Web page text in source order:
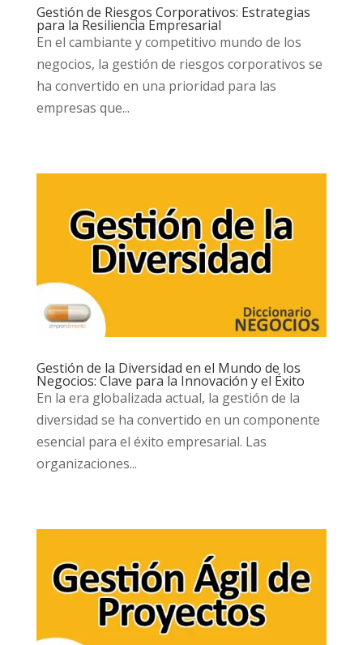
Gestión de Riesgos Corporativos: Estrategias
para la Resiliencia Empresarial
En el cambiante y competitivo mundo de los
negocios, la gestión de riesgos corporativos se
ha convertido en una prioridad para las
empresas que...
Gestión de la Diversidad en el Mundo de los
Negocios: Clave para la Innovación y el Éxito
En la era globalizada actual, la gestión de la
diversidad se ha convertido en un componente
esencial para el éxito empresarial. Las
organizaciones...